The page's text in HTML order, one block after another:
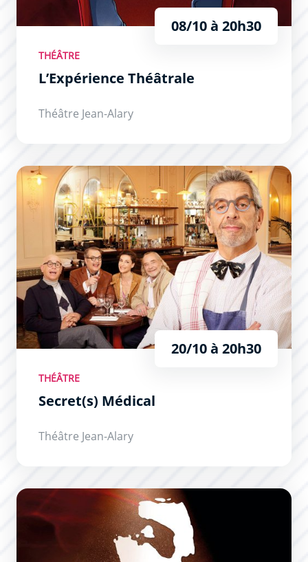
08/10 à 20h30
THÉÂTRE
L’Expérience Théâtrale
Théâtre Jean-Alary
Secret(s) Médical
20/10 à 20h30
THÉÂTRE
Secret(s) Médical
Théâtre Jean-Alary
Brel ! Le Spectacle